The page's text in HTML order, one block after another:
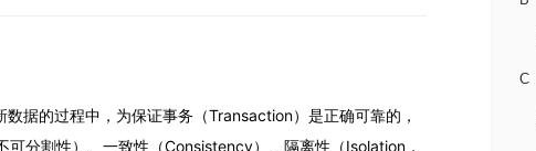
据的过程中，为保证事务（Transaction）是正确可靠的，
分割性）、一致性（Consistency）、隔离性（Isolation，
C